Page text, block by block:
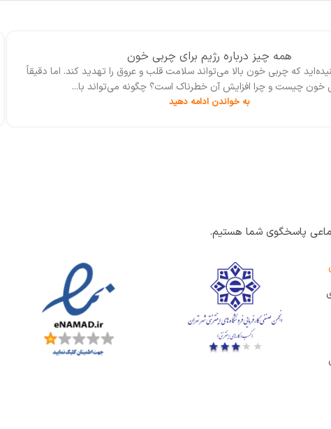
و لحظاتی لذت‌بخش را تجربه طبیعت می‌باشند، مناسب است.
همه چیز درباره‌ رژیم برای چربی خون
که چربی‌ خون بالا می‌تواند سلامت قلب و عروق را تهدید کند. اما دقیقاً
خون چیست و چرا افزایش آن خطرناک است؟ چگونه می‌تواند با...
به خواندن ادامه دهید